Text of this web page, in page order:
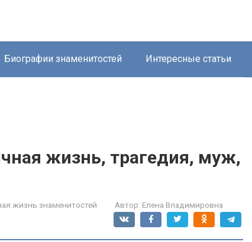
Биографии знаменитостей Интересные статьи
жизнь, трагедия, муж,
жизнь знаменитостей Автор: Елена Владимировна